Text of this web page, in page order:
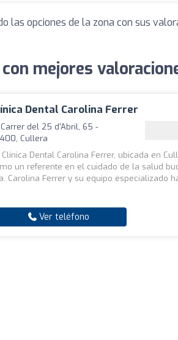
las opciones de la zona con sus
mejores
Dental Carolina Ferrer
Carrer del 25 d'Abril, 65 -
Cullera
Clínica Dental Carolina Ferrer, ubicada en
un referente en el cuidado de la salud
Carolina Ferrer y su equipo especializado
Ver teléfono